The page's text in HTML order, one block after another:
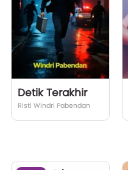
Detik Terakhir
Risti Windri Pabendan